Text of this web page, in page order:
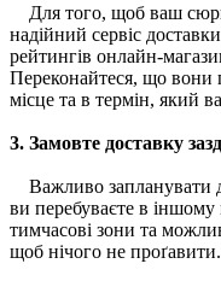
Для того, щоб ваш
надійний сервіс доставки
рейтингів онлайн-
Переконайтеся, що вони
місце та в термін, який
3. Замовте доставку
Важливо запланувати
ви перебуваєте в іншому
тимчасові зони та
щоб нічого не проґавити.